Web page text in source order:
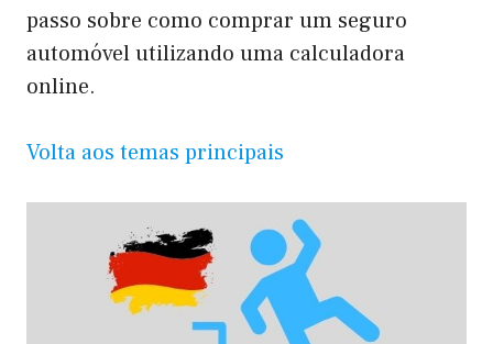
passo sobre como comprar um seguro
automóvel utilizando uma calculadora
online.
Volta aos temas principais